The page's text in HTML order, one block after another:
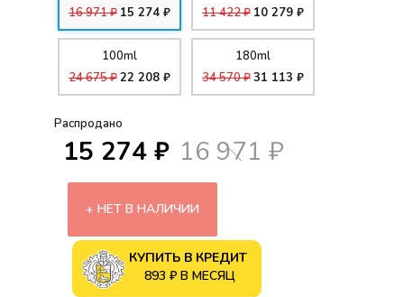
16 971 ₽ 15 274 ₽
11 422 ₽ 10 279 ₽
100ml
24 675 ₽22 208 ₽
180ml
34 570 ₽31 113 ₽
Распродано
15 274 ₽ 16 971 ₽
НЕТ В НАЛИЧИИ
КУПИТЬ В КРЕДИТ
893 ₽ В МЕСЯЦ